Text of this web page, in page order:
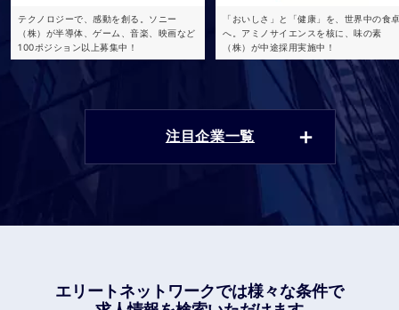
テクノロジーで、感動を創る。ソニー
（株）が半導体、ゲーム、音楽、映画など
100ポジション以上募集中！
「おいしさ」と「健康」を、世界中の食
へ。アミノサイエンスを核に、味の素
（株）が中途採用実施中！
注目企業一覧
エリートネットワークでは様々な条件で